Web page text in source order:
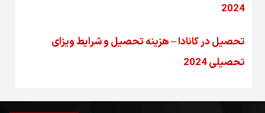
2024
تحصیل در کانادا – هزینه‌ تحصیل و شرایط ویزای
تحصیلی 2024